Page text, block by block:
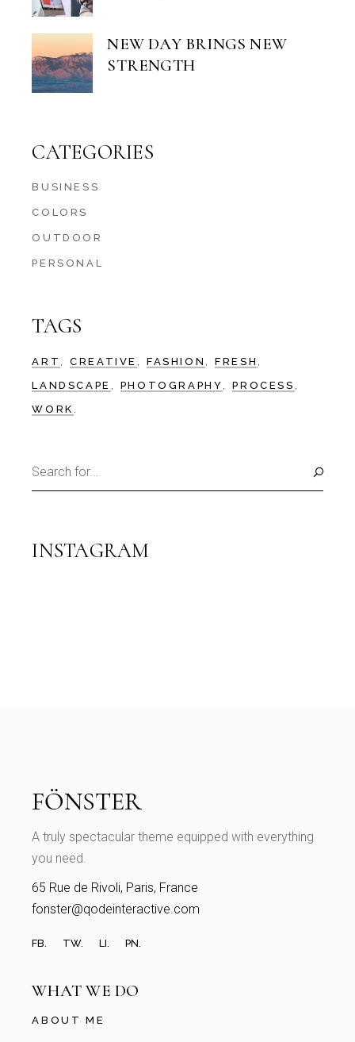
NEW DAY BRINGS NEW
STRENGTH
CATEGORIES
BUSINESS
COLORS
OUTDOOR
PERSONAL
TAGS
ART CREATIVE FASHION
FRESH
LANDSCAPE
PHOTOGRAPHY
PROCESS
WORK
INSTAGRAM
A truly spectacular theme equipped with everything
you need.
65 Rue de Rivoli, Paris, France
fonster@qodeinteractive.com
FB. TW. LI. PN.
WHAT WE DO
ABOUT ME